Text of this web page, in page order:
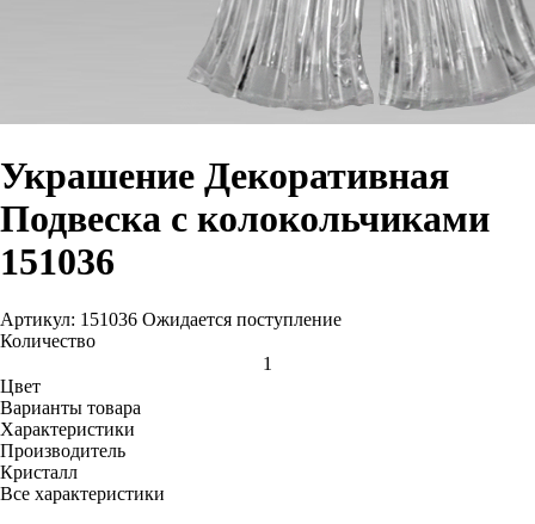
Украшение Декоративная
Подвеска с колокольчиками
151036
Артикул: 151036 Ожидается поступление
Количество
Цвет
Варианты товара
Характеристики
Производитель
Кристалл
Все характеристики